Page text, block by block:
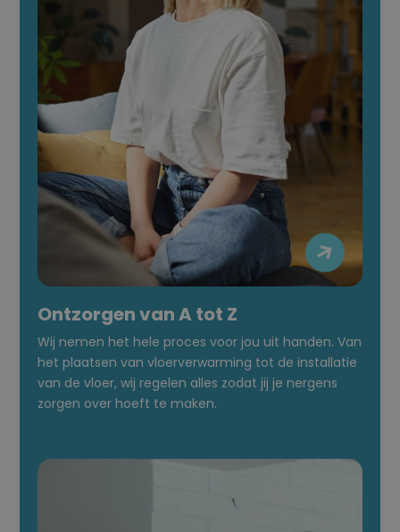

Ontzorgen van A tot Z
Wij nemen het hele proces voor jou uit handen. Van
het plaatsen van vloerverwarming tot de installatie
van de vloer, wij regelen alles zodat jij je nergens
zorgen over hoeft te maken.